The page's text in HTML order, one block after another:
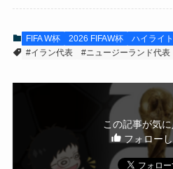
FIFA W杯 2026 FIFAW杯
ハイライ
#イラン代表
#ニュージーランド代表
この記事が気
フォローし